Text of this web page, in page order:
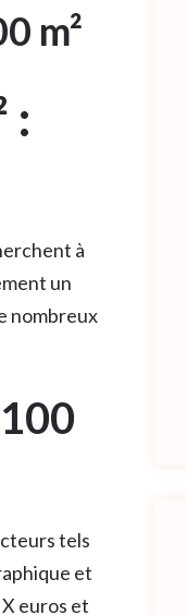
m²
:
à
un
nombreux
tels
et
euros et